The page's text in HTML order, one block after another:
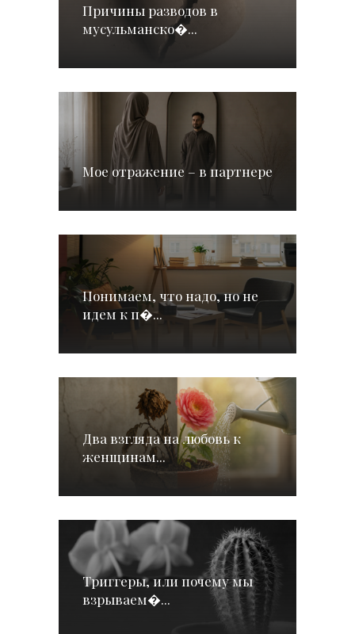
Причины разводов в
мусульманско�...
Мое отражение – в партнере
Понимаем, что надо, но не
идем к п�...
Два взгляда на любовь к
женщинам...
Триггеры, или почему мы
взрываем�...